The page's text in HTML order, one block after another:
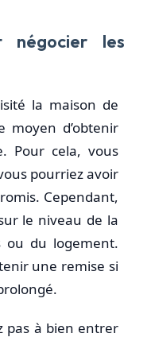
négocier les
la maison de
moyen d’obtenir
Pour cela, vous
pourriez avoir
Cependant,
le niveau de la
ou du logement.
une remise si
pas à bien entrer